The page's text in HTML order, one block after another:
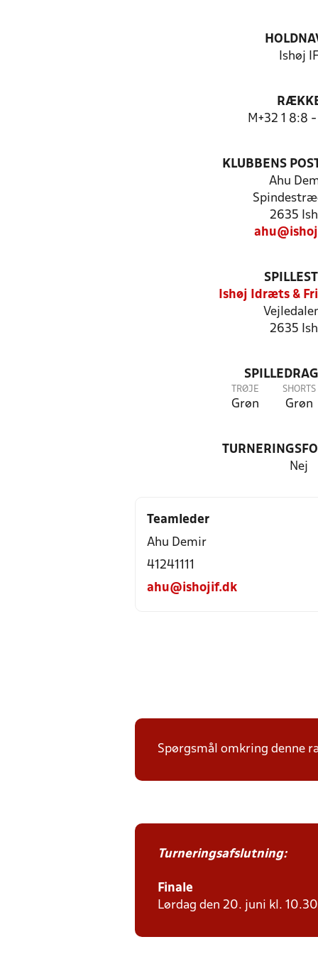
Ishøj
M+32 1 8:8
KLUBBENS
Ahu
2635
Ishøj Idræts &
2635
TRØJE
Grøn
SHORTS
Grøn
Nej
Teamleder
Ahu Demir
41241111
ahu@ishojif.dk
Spørgsmål omkring denne
Turneringsafslutning:
Finale
Lørdag den 20. juni kl.